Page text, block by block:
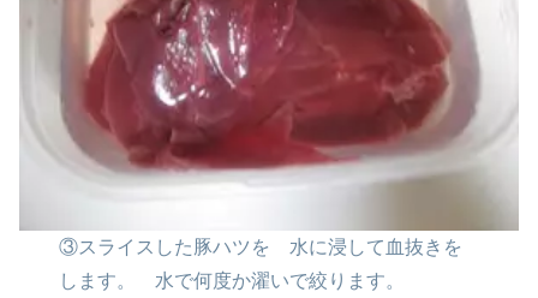
③スライスした豚ハツを
水に浸して血抜きを
します。
水で何度か濯いで絞ります。